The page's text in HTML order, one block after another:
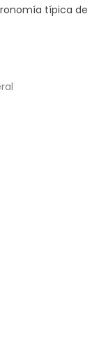
típica de